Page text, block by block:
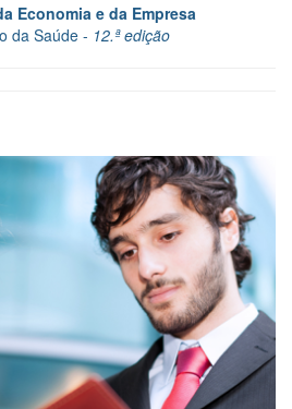
Economia e da Empresa
da Saúde - 12.ª edição